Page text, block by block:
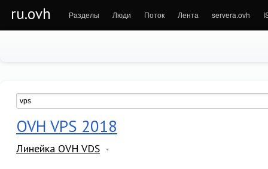
ru.ovh Разделы Люди Поток Лента servera.ovh
OVH VPS 2018
Линейка OVH VDS